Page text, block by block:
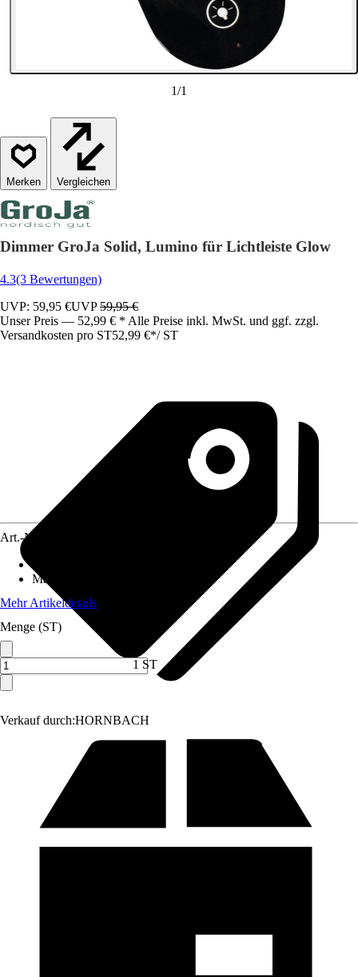
1/1
Vergleichen
Dimmer GroJa Solid, Lumino für Lichtleiste Glow
4.3(3 Bewertungen)
UVP: 59,95 €UVP59,95 €
Unser Preis — 52,99 € * Alle Preise inkl. MwSt. und ggf. zzgl.
Versandkosten pro ST52,99 €*/ ST
Verkauf durch:HORNBACH
Art.-Nr.
Material
Mehr Artikeldetails
Menge (ST)
1 ST